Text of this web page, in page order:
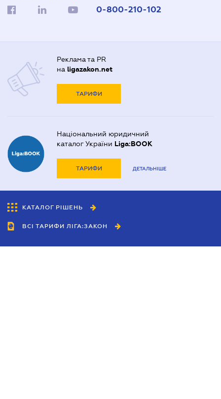
0-800-210-102
Реклама та PR
на ligazakon.net
ТАРИФИ
Національний юридичний
каталог України Liga:BOOK
ТАРИФИ ДЕТАЛЬНІШЕ
КАТАЛОГ РІШЕНЬ
ВСІ ТАРИФИ ЛІГА:ЗАКОН